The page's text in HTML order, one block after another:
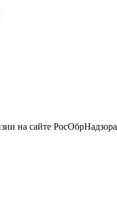
на сайте РосОбрНадзора